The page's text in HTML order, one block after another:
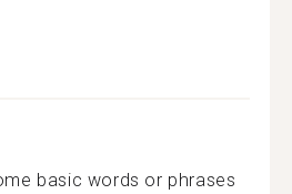
basic words or phrases